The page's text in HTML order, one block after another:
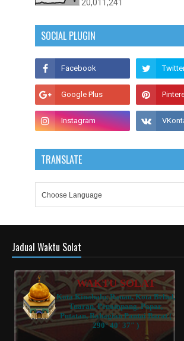
20,011,241
SOCIAL PLUGIN
TRANSLATE
Jadual Waktu Solat